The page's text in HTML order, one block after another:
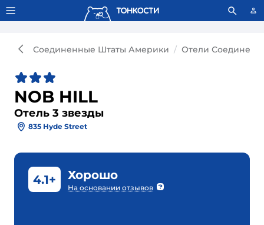
Тонкости используют сookie-файлы. Что это значит?
Соединенные Штаты Америки Отели
NOB HILL
Отель 3 звезды
835 Hyde Street
4.1+ Хорошо
На основании отзывов